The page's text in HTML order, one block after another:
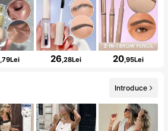
,79Lei 26,28Lei 20,95Lei
Introduce